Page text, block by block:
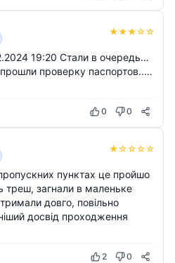
★★★☆☆
19:20 Стали в очередь…
проверку паспортов..…
0 0
★☆☆☆☆
пунктах це пройшо
треш, загнали в маленьке
довго, повільно
досвід проходження
2 0